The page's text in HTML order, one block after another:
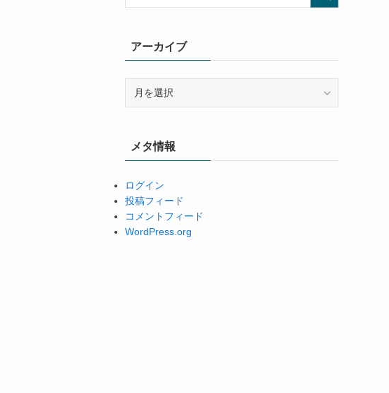
アーカイブ
ブメタ情報
ログイン
投稿フィード
コメントフィード
WordPress.org